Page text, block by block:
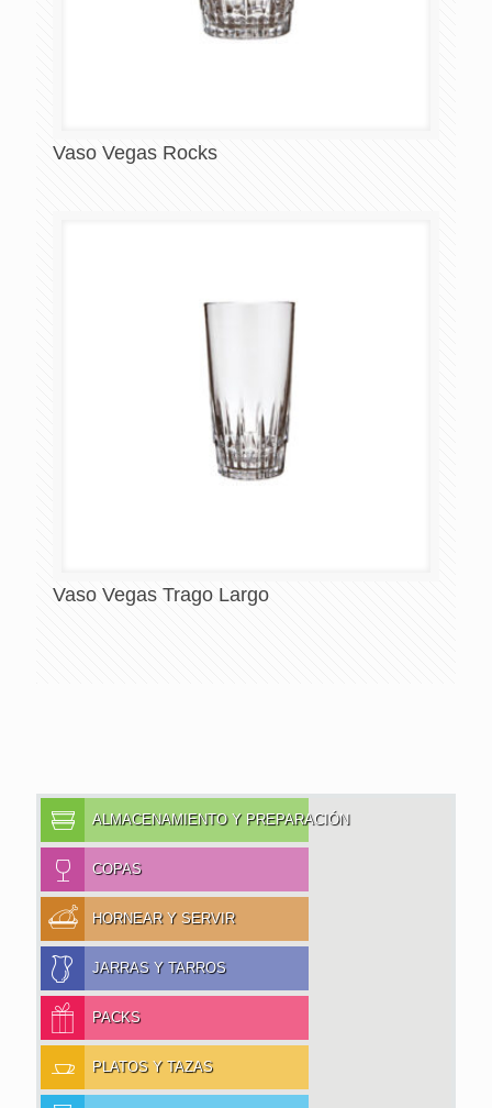
Vaso Vegas Rocks
Vaso Vegas Trago Largo
ALMACENAMIENTO Y PREPARACIÓN
COPAS
HORNEAR Y SERVIR
JARRAS Y TARROS
PACKS
PLATOS Y TAZAS